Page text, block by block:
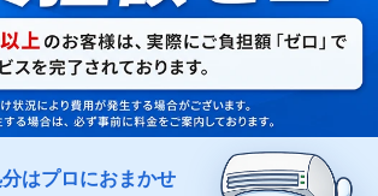
やメールでカンタン依頼
収依頼 LINEで回収依頼
はプロにおまかせ